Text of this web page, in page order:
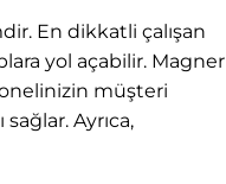
En dikkatli çalışan
yol açabilir. Magner
müşteri
Ayrıca,